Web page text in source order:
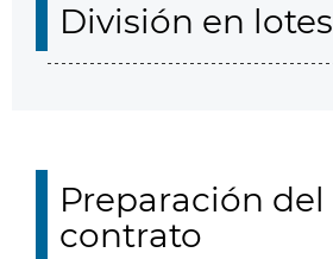
División en lotes
Preparación del
contrato